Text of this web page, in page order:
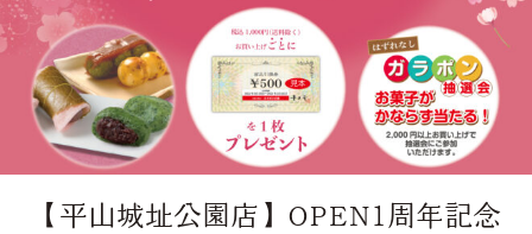
店舗情報
採用情報
【平山城址公園店】OPEN1周年記念